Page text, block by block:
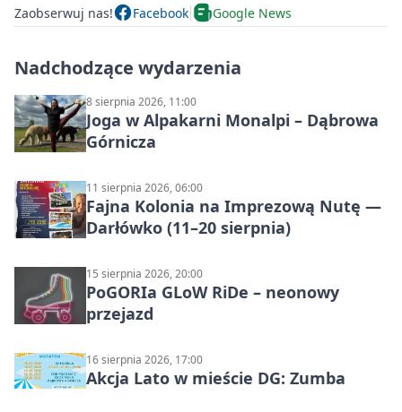
Zaobserwuj nas! Facebook Google News
Nadchodzące wydarzenia
8 sierpnia 2026, 11:00
Joga w Alpakarni Monalpi – Dąbrowa
Górnicza
11 sierpnia 2026, 06:00
Fajna Kolonia na Imprezową Nutę —
Darłówko (11–20 sierpnia)
15 sierpnia 2026, 20:00
PoGORIa GLoW RiDe – neonowy
przejazd
16 sierpnia 2026, 17:00
Akcja Lato w mieście DG: Zumba